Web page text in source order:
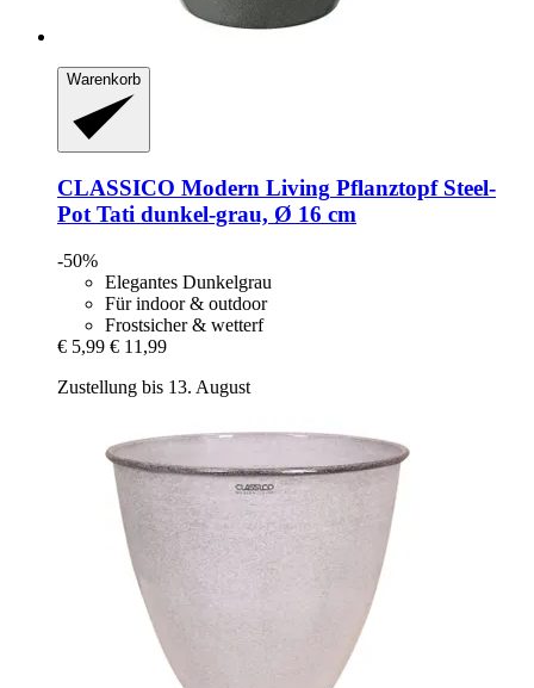
Warenkorb
CLASSICO Modern Living Pflanztopf Steel-​
Pot Tati dunkel-​grau, Ø 16 cm
-50%
Elegantes Dunkelgrau
Für indoor & outdoor
Frostsicher & wetterf
€ 5,99 € 11,99
Zustellung bis 13. August